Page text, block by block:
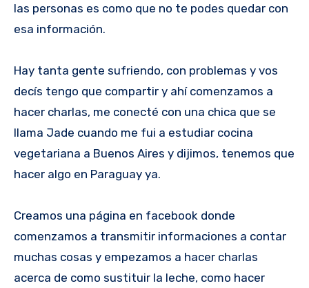
las personas es como que no te podes quedar con
esa información.
Hay tanta gente sufriendo, con problemas y vos
decís tengo que compartir y ahí comenzamos a
hacer charlas, me conecté con una chica que se
llama Jade cuando me fui a estudiar cocina
vegetariana a Buenos Aires y dijimos, tenemos que
hacer algo en Paraguay ya.
Creamos una página en facebook donde
comenzamos a transmitir informaciones a contar
muchas cosas y empezamos a hacer charlas
acerca de como sustituir la leche, como hacer